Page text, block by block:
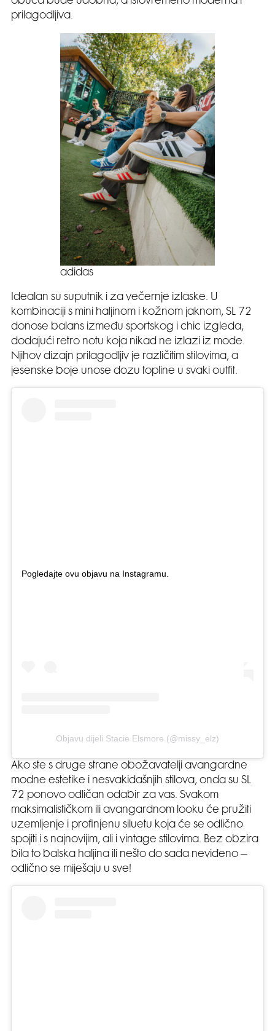
prilagodljiva.
adidas
Idealan su suputnik i za večernje izlaske. U
kombinaciji s mini haljinom i kožnom jaknom, SL 72
donose balans između sportskog i chic izgleda,
dodajući retro notu koja nikad ne izlazi iz mode.
Njihov dizajn prilagodljiv je različitim stilovima, a
jesenske boje unose dozu topline u svaki outfit.
Pogledajte ovu objavu na Instagramu.
Objavu dijeli Stacie Elsmore (@missy_elz)
Ako ste s druge strane obožavatelji avangardne
modne estetike i nesvakidašnjih stilova, onda su SL
72 ponovo odličan odabir za vas. Svakom
maksimalističkom ili avangardnom looku će pružiti
uzemljenje i profinjenu siluetu koja će se odlično
spojiti i s najnovijim, ali i vintage stilovima. Bez obzira
bila to balska haljina ili nešto do sada neviđeno –
odlično se miješaju u sve!